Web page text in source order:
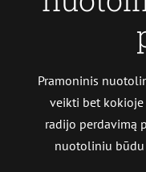
Pramoninis
veikti bet
radijo perdavimą
nuotoliniu